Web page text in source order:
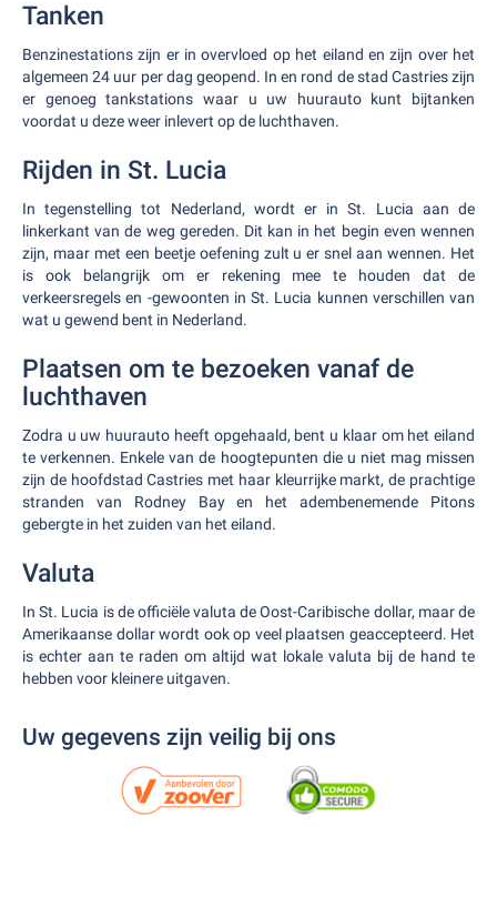
Tanken
Benzinestations zijn er in overvloed op het eiland en zijn over het
algemeen 24 uur per dag geopend. In en rond de stad Castries zijn
er genoeg tankstations waar u uw huurauto kunt bijtanken
voordat u deze weer inlevert op de luchthaven.
Rijden in St. Lucia
In tegenstelling tot Nederland, wordt er in St. Lucia aan de
linkerkant van de weg gereden. Dit kan in het begin even wennen
zijn, maar met een beetje oefening zult u er snel aan wennen. Het
is ook belangrijk om er rekening mee te houden dat de
verkeersregels en -gewoonten in St. Lucia kunnen verschillen van
wat u gewend bent in Nederland.
Plaatsen om te bezoeken vanaf de
luchthaven
Zodra u uw huurauto heeft opgehaald, bent u klaar om het eiland
te verkennen. Enkele van de hoogtepunten die u niet mag missen
zijn de hoofdstad Castries met haar kleurrijke markt, de prachtige
stranden van Rodney Bay en het adembenemende Pitons
gebergte in het zuiden van het eiland.
Valuta
In St. Lucia is de officiële valuta de Oost-Caribische dollar, maar de
Amerikaanse dollar wordt ook op veel plaatsen geaccepteerd. Het
is echter aan te raden om altijd wat lokale valuta bij de hand te
hebben voor kleinere uitgaven.
Uw gegevens zijn veilig bij ons